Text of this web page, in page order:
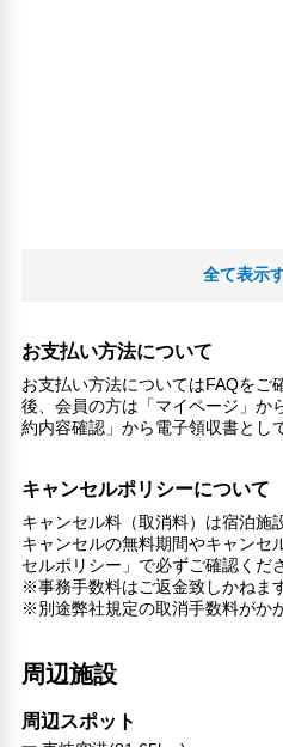
全て表示
お支払い方法について
お支払い方法についてはFAQをご
後、会員の方は「マイページ」か
約内容確認」から電子領収書とし
キャンセルポリシーについて
キャンセル料（取消料）は宿泊施
キャンセルの無料期間やキャンセ
セルポリシー」で必ずご確認くだ
※事務手数料はご返金致しかねます
※別途弊社規定の取消手数料がか
周辺施設
周辺スポット